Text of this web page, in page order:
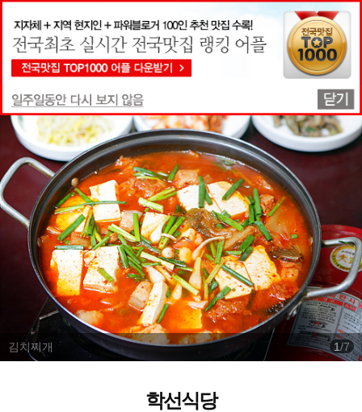
맛집상세정보
김치찌개 1/7
학선식당